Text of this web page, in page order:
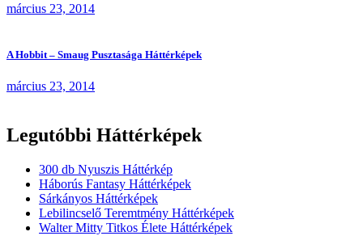
március 23, 2014
A Hobbit – Smaug Pusztasága Háttérképek
március 23, 2014
Legutóbbi Háttérképek
300 db Nyuszis Háttérkép
Háborús Fantasy Háttérképek
Sárkányos Háttérképek
Lebilincselő Teremtmény Háttérképek
Walter Mitty Titkos Élete Háttérképek